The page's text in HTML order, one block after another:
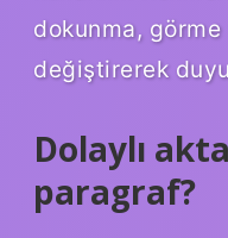
dokunma, görme
değiştirerek
Dolaylı
paragraf?